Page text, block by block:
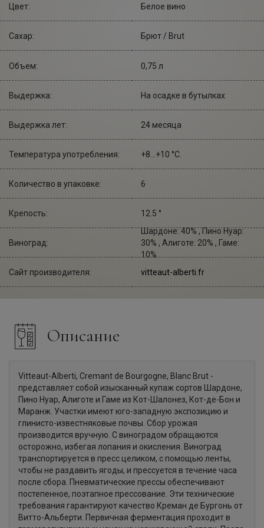
Цвет: Белое вино
Сахар: Брют / Brut
Объем: 0,75 л
Выдержка: На осадке в бутылках
Выдержка лет: 24 месяца
Температура употребления: +8...+10 °С.
Количество в упаковке: 6
Крепость: 12.5 °
Виноград:
Шардоне: 40% , Пино Нуар:
30% , Алиготе: 20% , Гаме:
10%
Сайт производителя:
vitteaut-alberti.fr
Описание
Vitteaut-Alberti, Cremant de Bourgogne, Blanc Brut -
представляет собой изысканный купаж сортов Шардоне,
Пино Нуар, Алиготе и Гаме из Кот-Шалонез, Кот-де-Бон и
Маранж. Участки имеют юго-западную экспозицию и
глинисто-известняковые почвы. Сбор урожая
производится вручную. С виноградом обращаются
осторожно, избегая лопания и окисления. Виноград
транспортируется в пресс целиком, с помощью ленты,
чтобы не раздавить ягоды, и прессуется в течение часа
после сбора. Пневматические прессы обеспечивают
постепенное, поэтапное прессование. Эти технические
требования гарантируют качество Креман де Бургонь от
Витто-Альберти. Первичная ферментация проходит в